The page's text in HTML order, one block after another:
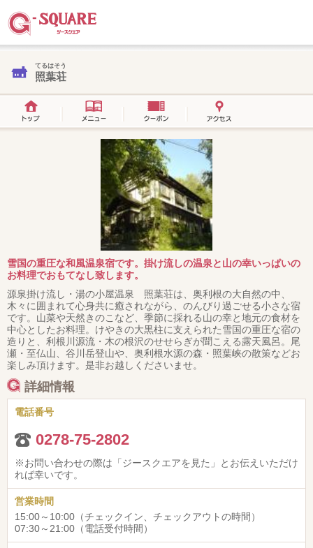
てるはそう
照葉荘
雪国の重圧な和風温泉宿です。掛け流しの温泉と山の幸いっぱいの
お料理でおもてなし致します。
源泉掛け流し・湯の小屋温泉 照葉荘は、奥利根の大自然の中、
木々に囲まれて心身共に癒されながら、のんびり過ごせる小さな宿
です。山菜や天然きのこなど、季節に採れる山の幸と地元の食材を
中心としたお料理。けやきの大黒柱に支えられた雪国の重圧な宿の
造りと、利根川源流・木の根沢のせせらぎが聞こえる露天風呂。尾
瀬・至仏山、谷川岳登山や、奥利根水源の森・照葉峡の散策などお
楽しみ頂けます。是非お越しくださいませ。
詳細情報
電話番号
0278-75-2802
※お問い合わせの際は「ジースクエアを見た」とお伝えいただけ
れば幸いです。
営業時間
15:00～10:00（チェックイン、チェックアウトの時間）
07:30～21:00（電話受付時間）